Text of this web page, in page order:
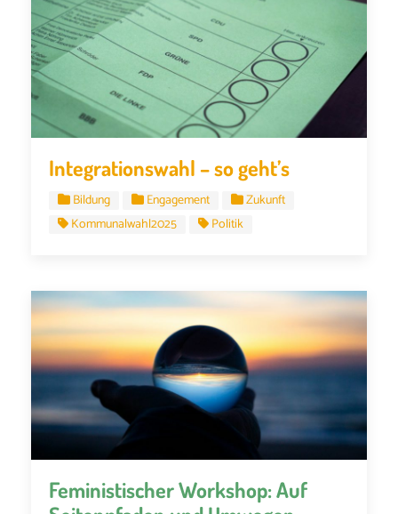
Integrationswahl – so geht’s
Bildung Engagement
Zukunft
Kommunalwahl2025
Politik
Feministischer Workshop: Auf